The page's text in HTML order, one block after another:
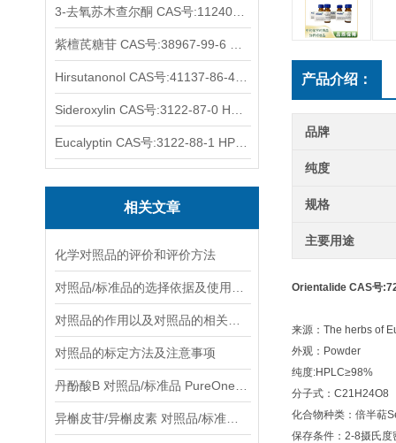
相关文章
化学对照品的评价和评价方法
对照品的标定方法及注意事项
产品介绍：
品牌
纯度
规格
主要用途
Orientalide CAS号
来源：The herbs of
外观：Powder
纯度:HPLC≥98%
分子式：C21H24O8
化合物种类：倍半萜
保存条件：2-8摄氏度